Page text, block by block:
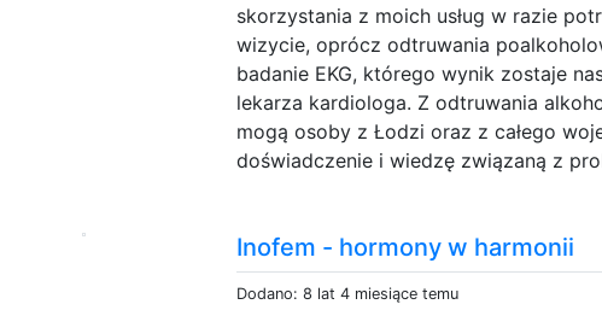
skorzystania z moich usług w razie
wizycie, oprócz odtruwania
badanie EKG, którego wynik zostaje
lekarza kardiologa. Z odtruwania
mogą osoby z Łodzi oraz z całego
doświadczenie i wiedzę związaną z
Inofem - hormony w harmonii
Dodano: 8 lat 4 miesiące temu